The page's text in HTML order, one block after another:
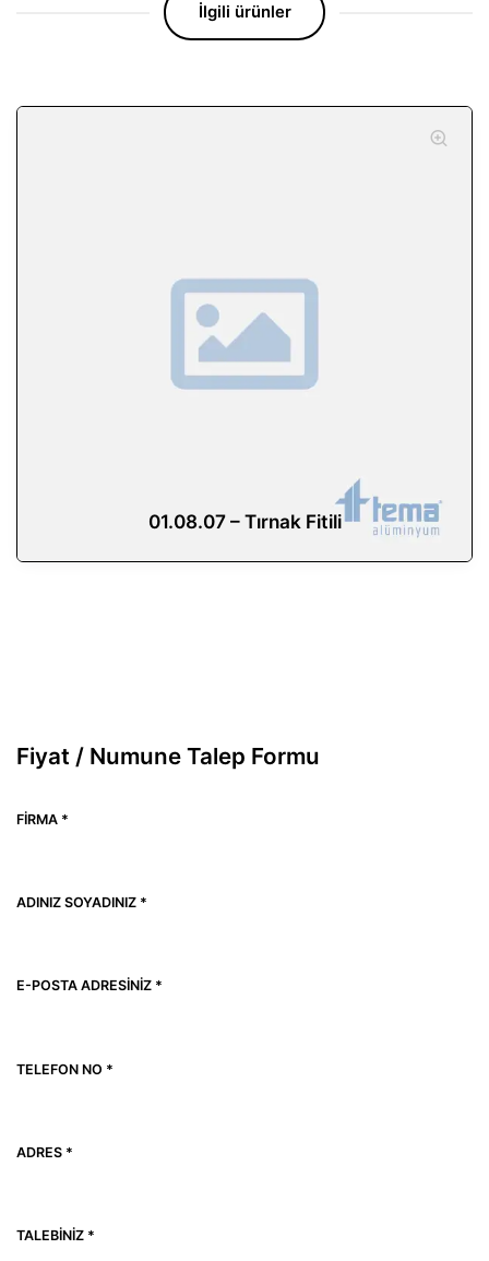
İlgili ürünler
01.08.07 – Tırnak Fitili
Fiyat / Numune Talep Formu
FIRMA *
ADINIZ SOYADINIZ *
E-POSTA ADRESINIZ *
TELEFON NO *
ADRES *
TALEBINIZ *